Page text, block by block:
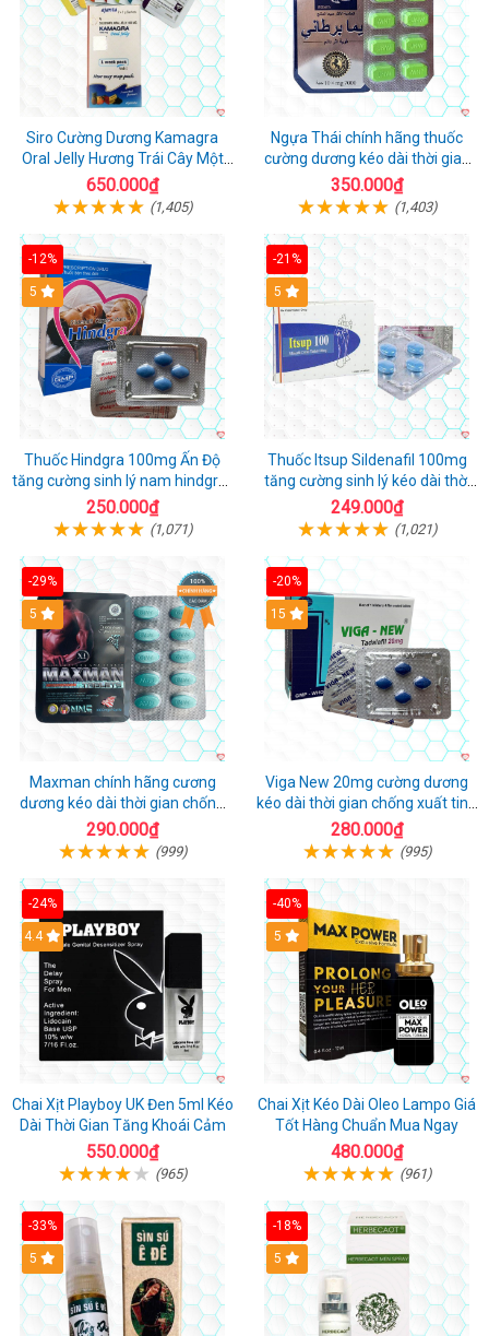
Siro Cường Dương Kamagra
Oral Jelly Hương Trái Cây Một
Hộp 7 Gói 100g
650.000₫
(1,405)
Ngựa Thái chính hãng thuốc
cường dương kéo dài thời gian
cho Nam hộp 10 viên
350.000₫
(1,403)
-12%
5
Thuốc Hindgra 100mg Ấn Độ
tăng cường sinh lý nam hindgra-
100 chống xts cương dương
250.000₫
(1,071)
-21%
5
Thuốc Itsup Sildenafil 100mg
tăng cường sinh lý kéo dài thời
gian cho nam
249.000₫
(1,021)
-29%
Hot
5
Maxman chính hãng cương
dương kéo dài thời gian chống
xuất tinh sớm hộp 10 viên
290.000₫
(999)
-20%
15
Viga New 20mg cường dương
kéo dài thời gian chống xuất tinh
hộp 4 viên
280.000₫
(995)
-24%
Hot
4.4
Chai Xịt Playboy UK Đen 5ml Kéo
Dài Thời Gian Tăng Khoái Cảm
550.000₫
(965)
-40%
5
Chai Xịt Kéo Dài Oleo Lampo Giá
Tốt Hàng Chuẩn Mua Ngay
480.000₫
(961)
-33%
5
-18%
5